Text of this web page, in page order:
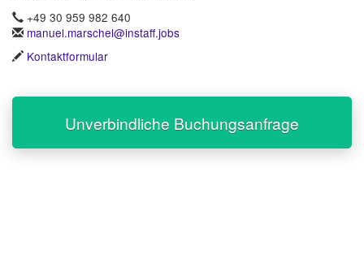
+49 30 959 982 640
manuel.marschel@instaff.jobs
Kontaktformular
Unverbindliche Buchungsanfrage